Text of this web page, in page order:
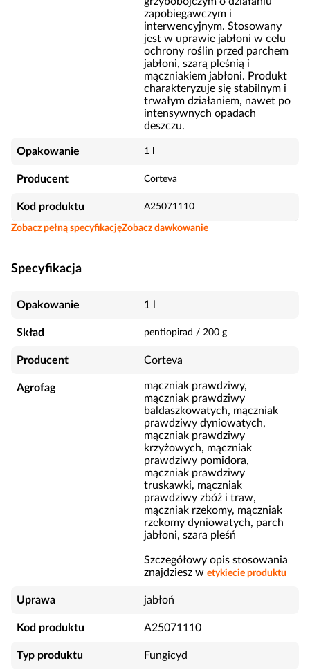
zapobiegawczym i
interwencyjnym. Stosowany
jest w uprawie jabłoni w celu
ochrony roślin przed parchem
jabłoni, szarą pleśnią i
mączniakiem jabłoni. Produkt
charakteryzuje się stabilnym i
trwałym działaniem, nawet po
intensywnych opadach
deszczu.
Opakowanie 1 l
Producent Corteva
Kod produktu A25071110
Zobacz pełną specyfikacjęZobacz dawkowanie
Specyfikacja
Opakowanie 1 l
Skład pentiopirad / 200 g
Producent Corteva
Agrofag
mączniak prawdziwy,
mączniak prawdziwy
baldaszkowatych, mączniak
prawdziwy dyniowatych,
mączniak prawdziwy
krzyżowych, mączniak
prawdziwy pomidora,
mączniak prawdziwy
truskawki, mączniak
prawdziwy zbóż i traw,
mączniak rzekomy, mączniak
rzekomy dyniowatych, parch
jabłoni, szara pleśń
Szczegółowy opis stosowania
znajdziesz w etykiecie produktu
Uprawa jabłoń
Kod produktu A25071110
Typ produktu Fungicyd